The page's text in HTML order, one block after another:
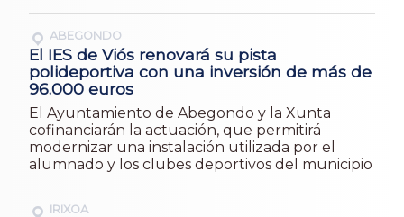
ABEGONDO
El IES de Viós renovará su pista
polideportiva con una inversión de más de
96.000 euros
El Ayuntamiento de Abegondo y la Xunta
cofinanciarán la actuación, que permitirá
modernizar una instalación utilizada por el
alumnado y los clubes deportivos del municipio
IRIXOA